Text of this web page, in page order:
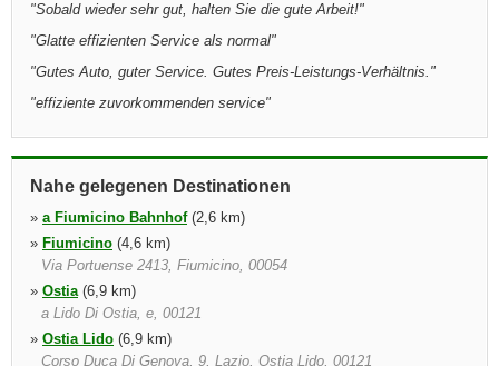
"Sobald wieder sehr gut, halten Sie die gute Arbeit!"
"Glatte effizienten Service als normal"
"Gutes Auto, guter Service. Gutes Preis-Leistungs-Verhältnis. "
"effiziente zuvorkommenden service"
Nahe gelegenen Destinationen
» a Fiumicino Bahnhof(2,6 km)
» Fiumicino (4,6 km)
Via Portuense 2413, Fiumicino, 00054
» Ostia(6,9 km)
a Lido Di Ostia, e, 00121
» Ostia Lido (6,9 km)
Corso Duca Di Genova, 9, Lazio, Ostia Lido, 00121